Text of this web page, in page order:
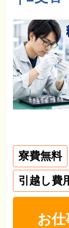
寮費無料
引越し費
お